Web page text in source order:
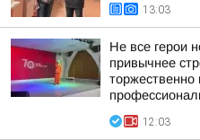
13:03
Не все герои
привычнее
торжественно
12:03